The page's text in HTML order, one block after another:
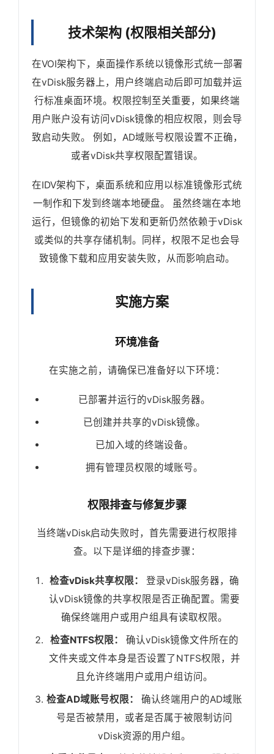
技术架构 (权限相关部分)
在VOI架构下，桌面操作系统以镜像形式统一部署
在vDisk服务器上，用户终端启动后即可加载并运
行标准桌面环境。权限控制至关重要，如果终端
用户账户没有访问vDisk镜像的相应权限，则会导
致启动失败。 例如，AD域账号权限设置不正确，
或者vDisk共享权限配置错误。
在IDV架构下，桌面系统和应用以标准镜像形式统
一制作和下发到终端本地硬盘。 虽然终端在本地
运行，但镜像的初始下发和更新仍然依赖于vDisk
或类似的共享存储机制。同样，权限不足也会导
致镜像下载和应用安装失败，从而影响启动。
实施方案
环境准备
在实施之前，请确保已准备好以下环境：
已部署并运行的vDisk服务器。
已创建并共享的vDisk镜像。
已加入域的终端设备。
拥有管理员权限的域账号。
权限排查与修复步骤
当终端vDisk启动失败时，首先需要进行权限排
查。以下是详细的排查步骤：
检查vDisk共享权限：
登录vDisk服务器，确
认vDisk镜像的共享权限是否正确配置。需要
确保终端用户或用户组具有读取权限。
检查NTFS权限：
确认vDisk镜像文件所在的
文件夹或文件本身是否设置了NTFS权限，并
且允许终端用户或用户组访问。
检查AD域账号权限：
确认终端用户的AD域账
号是否被禁用，或者是否属于被限制访问
vDisk资源的用户组。